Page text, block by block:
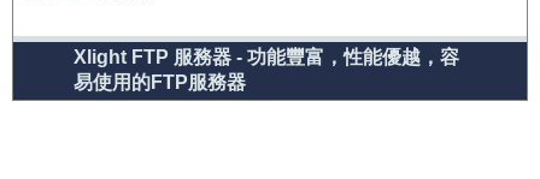
Xlight FTP 服務器 - 功能豐富，性能優越，容
易使用的FTP服務器